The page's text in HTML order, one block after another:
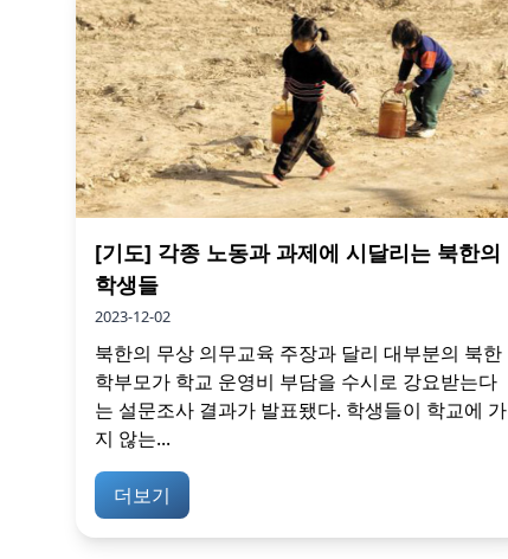
[기도] 각종 노동과 과제에 시달리는 북한의
학생들
2023-12-02
북한의 무상 의무교육 주장과 달리 대부분의 북한
학부모가 학교 운영비 부담을 수시로 강요받는다
는 설문조사 결과가 발표됐다. 학생들이 학교에 가
지 않는...
더보기